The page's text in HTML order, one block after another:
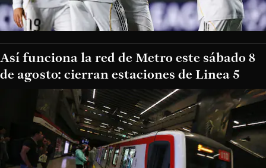
Así funciona la red de Metro este sábado 8
de agosto: cierran estaciones de Linea 5